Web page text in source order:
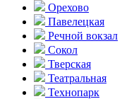
Орехово
Павелецкая
Речной вокзал
Сокол
Тверская
Театральная
Технопарк